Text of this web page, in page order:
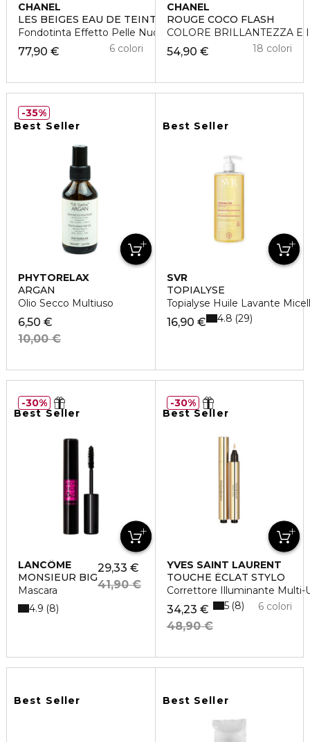
CHANEL
LES BEIGES EAU DE TEINT
Fondotinta Effetto Pelle Nuda
77,90 € 6 colori
CHANEL
ROUGE COCO FLASH
COLORE BRILLANTEZZA E
54,90 € 18 colori
Best Seller
PHYTORELAX
ARGAN
Olio Secco Multiuso
6,50 €
10,00 €
35%
Best Seller
SVR
TOPIALYSE
Topialyse Huile Lavante
16,90 € 4.8 29
Best Seller
LANCÔME
MONSIEUR BIG
Mascara
29,33 €
41,90 €
4.9 8
30%
Best Seller
YVES SAINT LAURENT
TOUCHE ÉCLAT STYLO
Correttore Illuminante Multi-
34,23 €
48,90 €
6 colori
5 8
30%
Best Seller Best Seller